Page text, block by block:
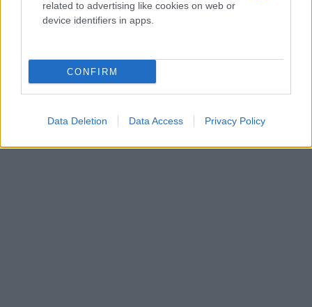
related to advertising like cookies on web or
device identifiers in apps.
CONFIRM
Data Deletion Data Access Privacy Policy